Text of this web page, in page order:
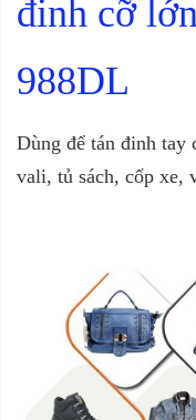
đinh cỡ
988DL
Dùng để tán đinh tay
vali, tủ sách, cốp xe,